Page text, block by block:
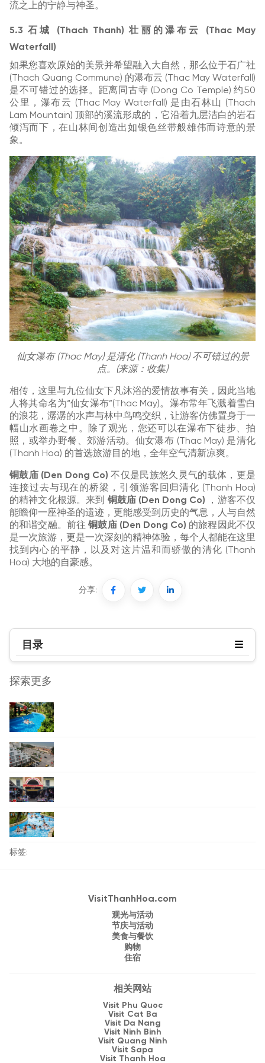
流之上的宁静与神圣。
5.3 石城 (Thach Thanh) 壮丽的瀑布云 (Thac May
Waterfall)
如果您喜欢原始的美景并希望融入大自然，那么位于石广社
(Thach Quang Commune) 的瀑布云 (Thac May Waterfall)
是不可错过的选择。距离同古寺 (Dong Co Temple) 约50
公里，瀑布云 (Thac May Waterfall) 是由石林山 (Thach
Lam Mountain) 顶部的溪流形成的，它沿着九层洁白的岩石
倾泻而下，在山林间创造出如银色丝带般雄伟而诗意的景
象。
仙女瀑布 (Thac May) 是清化 (Thanh Hoa) 不可错过的景
点。(来源：收集)
相传，这里与九位仙女下凡沐浴的爱情故事有关，因此当地
人将其命名为“仙女瀑布”(Thac May)。瀑布常年飞溅着雪白
的浪花，潺潺的水声与林中鸟鸣交织，让游客仿佛置身于一
幅山水画卷之中。除了观光，您还可以在瀑布下徒步、拍
照，或举办野餐、郊游活动。仙女瀑布 (Thac May) 是清化
(Thanh Hoa) 的首选旅游目的地，全年空气清新凉爽。
铜鼓庙 (Den Dong Co)不仅是民族悠久灵气的载体，更是
连接过去与现在的桥梁，引领游客回归清化 (Thanh Hoa)
的精神文化根源。来到 铜鼓庙 (Den Dong Co) ，游客不仅
能瞻仰一座神圣的遗迹，更能感受到历史的气息，人与自然
的和谐交融。前往铜鼓庙 (Den Dong Co) 的旅程因此不仅
是一次旅游，更是一次深刻的精神体验，每个人都能在这里
找到内心的平静，以及对这片温和而骄傲的清化 (Thanh
Hoa) 大地的自豪感。
分享:
目录
探索更多
标签:
VisitThanhHoa.com
观光与活动
节庆与活动
美食与餐饮
购物
住宿
相关网站
Visit Phu Quoc
Visit Cat Ba
Visit Da Nang
Visit Ninh Binh
Visit Quang Ninh
Visit Sapa
Visit Thanh Hoa